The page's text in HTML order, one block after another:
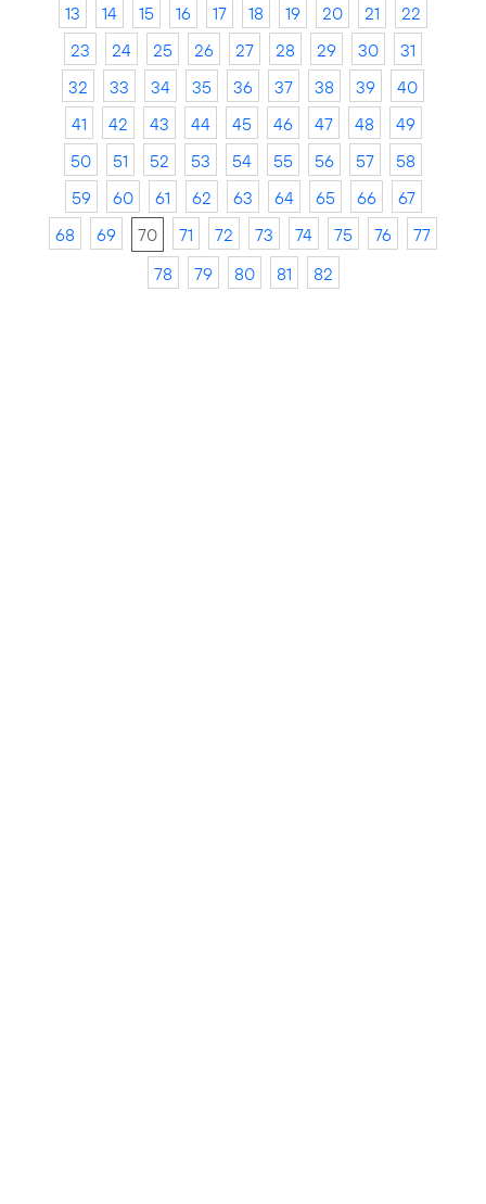
13
14 15 16 17 18 19 20 21
22
23
24 25 26 27 28 29 30
31
32
33 34 35 36 37 38 39
40
41
42 43 44 45 46 47 48
49
50
51 52 53 54 55 56 57
58
59
60 61 62 63 64 65 66
67
68
69 70 71 72 73 74 75 76
77
78
79 80 81 82